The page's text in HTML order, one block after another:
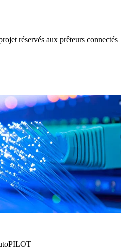
réservés aux prêteurs connectés